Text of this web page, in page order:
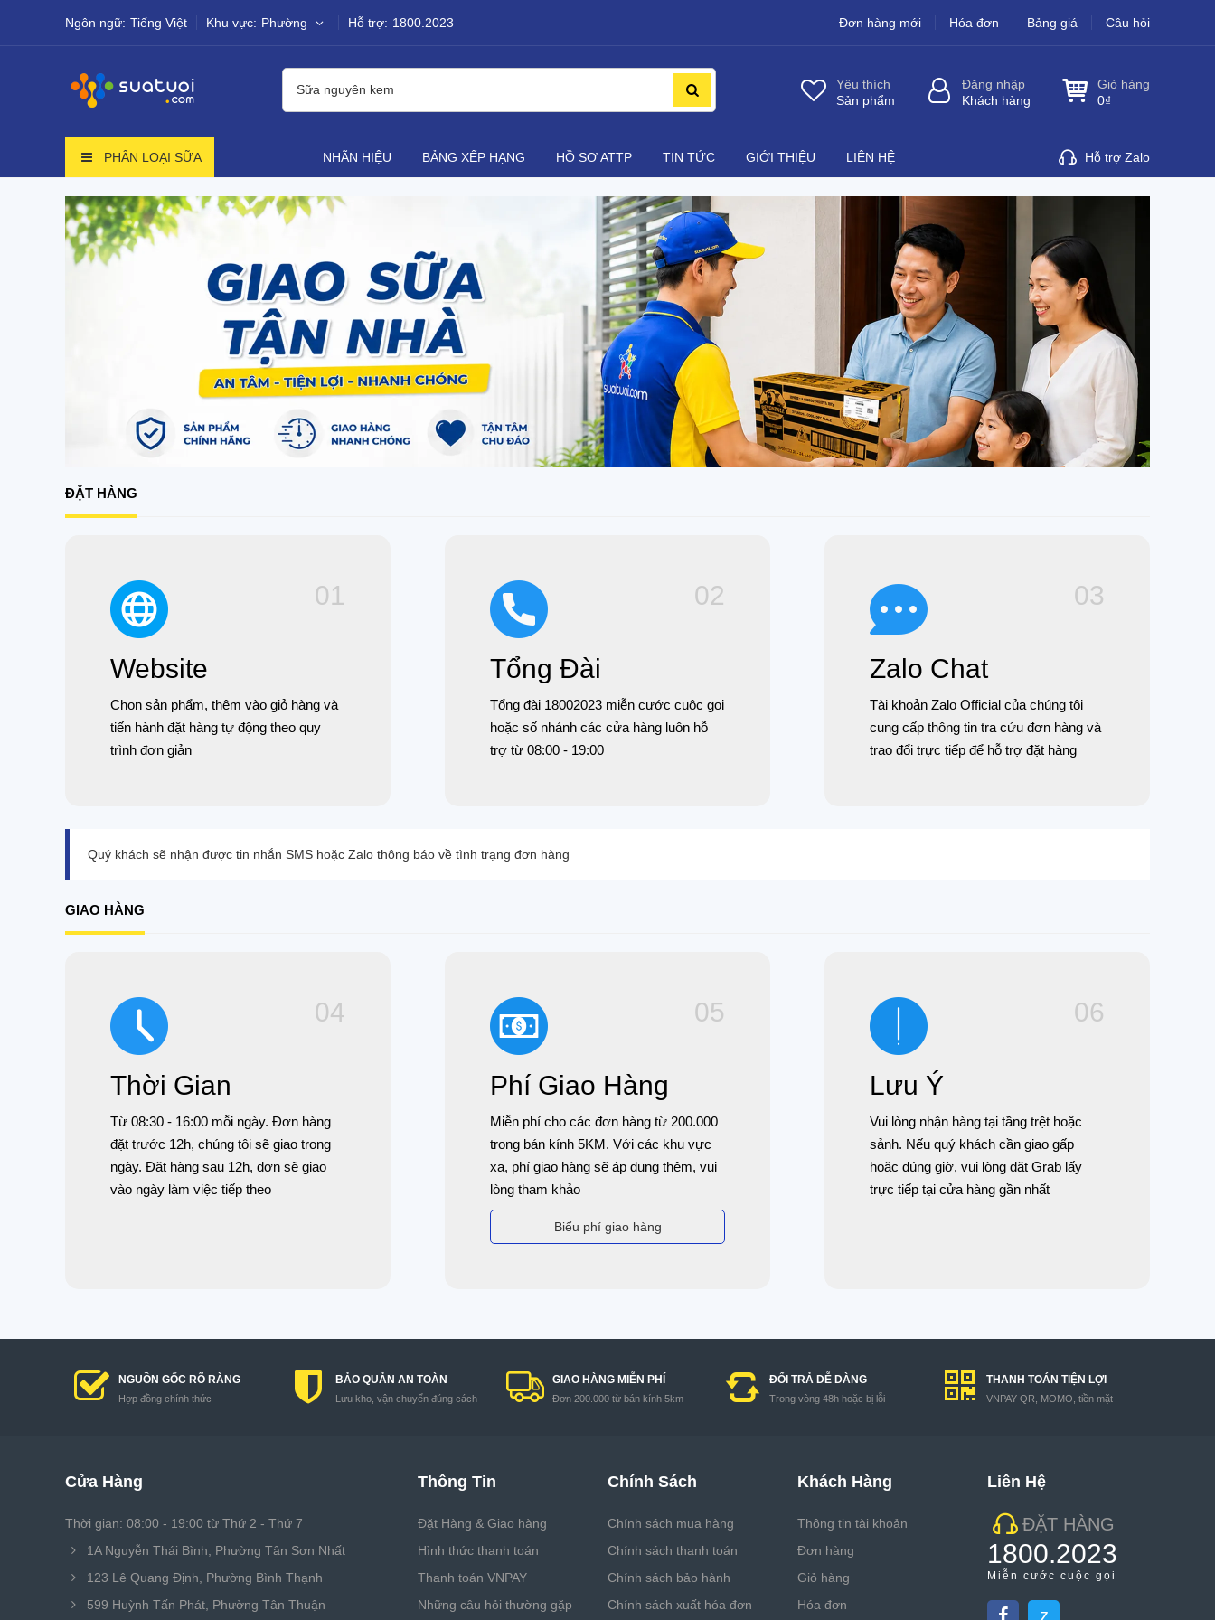
Ngôn ngữ: Tiếng Việt Khu vực: Phường Hỗ trợ: 1800.2023 Đơn hàng mới Hóa đơn Bảng giá Câu hỏi
Sữa nguyên kem
Yêu thích
Sản phẩm
Đăng nhập
Khách hàng
Giỏ hàng
0₫
PHÂN LOẠI SỮA NHÃN HIỆU BẢNG XẾP HẠNG HỒ SƠ ATTP TIN TỨC GIỚI THIỆU LIÊN HỆ Hỗ trợ Zalo
ĐẶT HÀNG
01
Website
Chọn sản phẩm, thêm vào giỏ hàng và
tiến hành đặt hàng tự động theo quy
trình đơn giản
02
Tổng Đài
Tổng đài 18002023 miễn cước cuộc gọi
hoặc số nhánh các cửa hàng luôn hỗ
trợ từ 08:00 - 19:00
03
Zalo Chat
Tài khoản Zalo Official của chúng tôi
cung cấp thông tin tra cứu đơn hàng và
trao đổi trực tiếp để hỗ trợ đặt hàng
Quý khách sẽ nhận được tin nhắn SMS hoặc Zalo thông báo về tình trạng đơn hàng
GIAO HÀNG
04
Thời Gian
Từ 08:30 - 16:00 mỗi ngày. Đơn hàng
đặt trước 12h, chúng tôi sẽ giao trong
ngày. Đặt hàng sau 12h, đơn sẽ giao
vào ngày làm việc tiếp theo
05
Phí Giao Hàng
Miễn phí cho các đơn hàng từ 200.000
trong bán kính 5KM. Với các khu vực
xa, phí giao hàng sẽ áp dụng thêm, vui
lòng tham khảo
Biểu phí giao hàng
06
Lưu Ý
Vui lòng nhận hàng tại tầng trệt hoặc
sảnh. Nếu quý khách cần giao gấp
hoặc đúng giờ, vui lòng đặt Grab lấy
trực tiếp tại cửa hàng gần nhất
NGUỒN GỐC RÕ RÀNG
Hợp đồng chính thức
BẢO QUẢN AN TOÀN
Lưu kho, vận chuyển đúng cách
GIAO HÀNG MIỄN PHÍ
Đơn 200.000 từ bán kính 5km
ĐỔI TRẢ DỄ DÀNG
Trong vòng 48h hoặc bị lỗi
THANH TOÁN TIỆN LỢI
VNPAY-QR, MOMO, tiền mặt
Cửa Hàng
Thời gian: 08:00 - 19:00 từ Thứ 2 - Thứ 7
1A Nguyễn Thái Bình, Phường Tân Sơn Nhất
123 Lê Quang Định, Phường Bình Thạnh
599 Huỳnh Tấn Phát, Phường Tân Thuận
Thông Tin
Đặt Hàng & Giao hàng
Hình thức thanh toán
Thanh toán VNPAY
Những câu hỏi thường gặp
Chính Sách
Chính sách mua hàng
Chính sách thanh toán
Chính sách bảo hành
Chính sách xuất hóa đơn
Khách Hàng
Thông tin tài khoản
Đơn hàng
Giỏ hàng
Hóa đơn
Liên Hệ
ĐẶT HÀNG
1800.2023
Miễn cước cuộc gọi
z